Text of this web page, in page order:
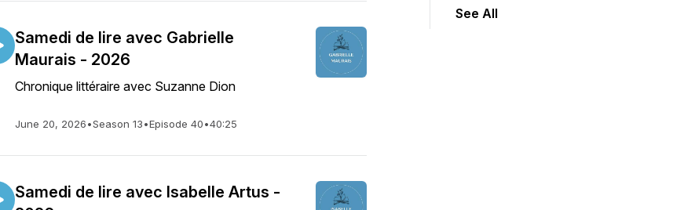
Samedi de lire avec Gabrielle
Maurais - 2026
Chronique littéraire avec Suzanne Dion
June 20, 2026•Season 13•Episode 40•40:25
Samedi de lire avec Isabelle Artus -
See All